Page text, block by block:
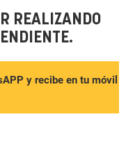
REALIZANDO
y recibe en tu móvil